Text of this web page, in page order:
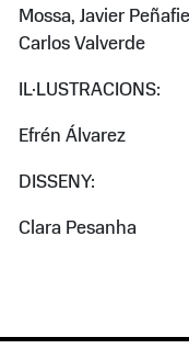
Mossa, Javier
Carlos Valverde
IL·LUSTRACIONS:
Efrén Álvarez
DISSENY:
Clara Pesanha